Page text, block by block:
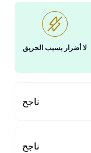
لا أضرار بسبب الحريق
ناجح
ناجح